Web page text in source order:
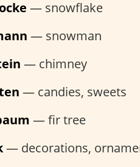
— snowflake
— snowman
— chimney
— candies, sweets
— fir tree
— decorations,